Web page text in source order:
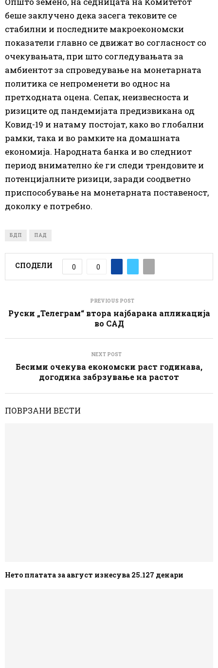
беше заклучено дека засега тековите се
стабилни и последните макроекономски
показатели главно се движат во согласност со
очекувањата, при што согледувањата за
амбиентот за спроведување на монетарната
политика се непроменети во однос на
претходната оцена. Сепак, неизвесноста и
ризиците од пандемијата предизвикана од
Ковид-19 и натаму постојат, како во глобални
рамки, така и во рамките на домашната
економија. Народната банка и во следниот
период внимателно ќе ги следи трендовите и
потенцијалните ризици, заради соодветно
приспособување на монетарната поставеност,
доколку е потребно.
БДП ПАД
СПОДЕЛИ 0 0
PREVIOUS POST
Руски „Телеграм“ втора најбарана апликација
во САД
NEXT POST
Бесими очекува економски раст годинава,
догодина забрзување на растот
ПОВРЗАНИ ВЕСТИ
Нето платата за август изнесува 25.127 денари